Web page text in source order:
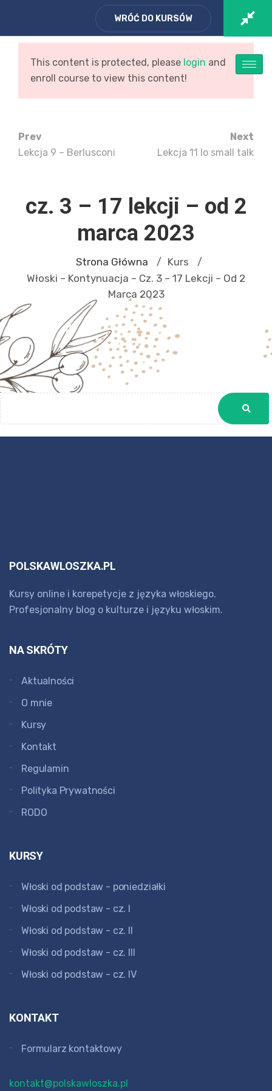
Zaloguj się / Zarejestruj Koszyk
cz. 3 – 17 lekcji – od 2
marca 2023
Strona Główna / Kurs /
Włoski – Kontynuacja – Cz. 3 – 17 Lekcji – Od 2
Marca 2023
POLSKAWLOSZKA.PL
Kursy online i korepetycje z języka włoskiego.
Profesjonalny blog o kulturze i języku włoskim.
NA SKRÓTY
Aktualności
O mnie
Kursy
Kontakt
Regulamin
Polityka Prywatności
RODO
KURSY
Włoski od podstaw - poniedziałki
Włoski od podstaw - cz. I
Włoski od podstaw - cz. II
Włoski od podstaw - cz. III
Włoski od podstaw - cz. IV
KONTAKT
Formularz kontaktowy
kontakt@polskawloszka.pl
WRÓĆ DO KURSÓW
This content is protected, please login and
enroll course to view this content!
Prev
Lekcja 9 – Berlusconi
Next
Lekcja 11 lo small talk